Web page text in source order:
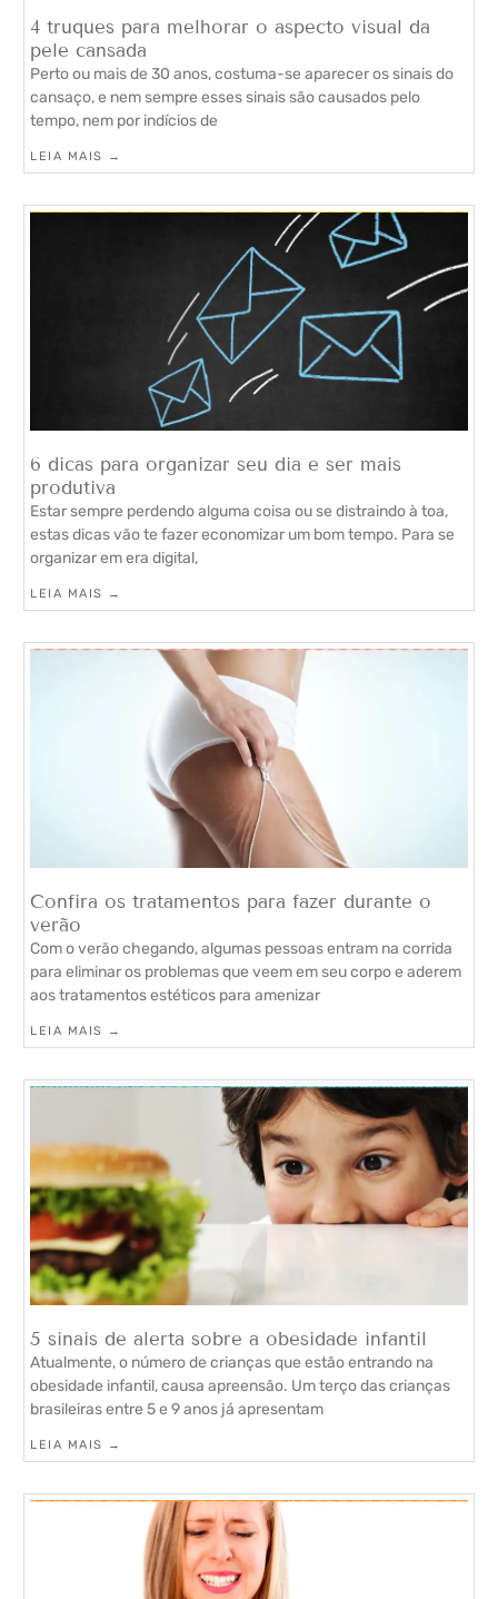
4 truques para melhorar o aspecto visual da
pele cansada
Perto ou mais de 30 anos, costuma-se aparecer os sinais do
cansaço, e nem sempre esses sinais são causados pelo
tempo, nem por indícios de
LEIA MAIS →
6 dicas para organizar seu dia e ser mais
produtiva
Estar sempre perdendo alguma coisa ou se distraindo à toa,
estas dicas vão te fazer economizar um bom tempo. Para se
organizar em era digital,
LEIA MAIS →
Confira os tratamentos para fazer durante o
verão
Com o verão chegando, algumas pessoas entram na corrida
para eliminar os problemas que veem em seu corpo e aderem
aos tratamentos estéticos para amenizar
LEIA MAIS →
5 sinais de alerta sobre a obesidade infantil
Atualmente, o número de crianças que estão entrando na
obesidade infantil, causa apreensão. Um terço das crianças
brasileiras entre 5 e 9 anos já apresentam
LEIA MAIS →